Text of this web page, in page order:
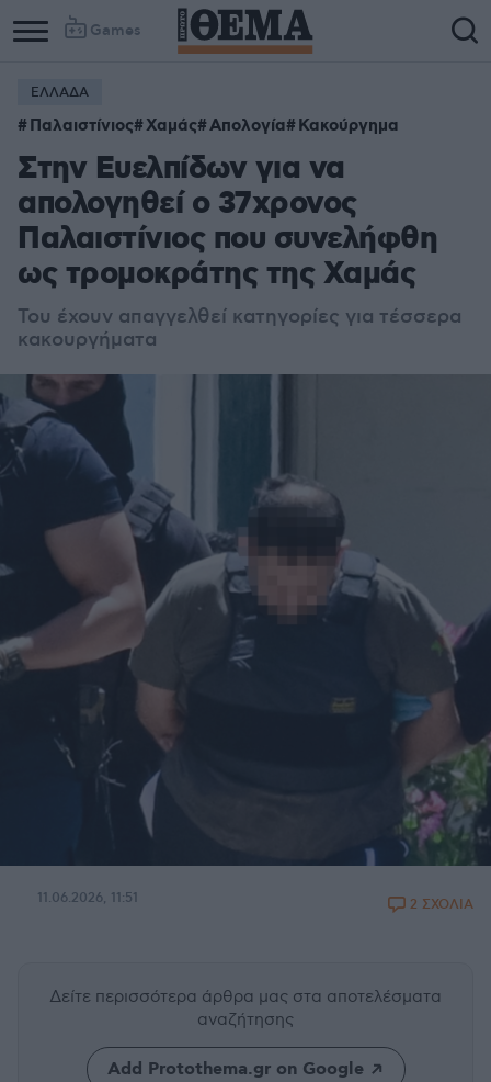
Games
Column
1
Column
2
ΕΛΛΑΔΑ
Παλαιστίνιος Χαμάς Απολογία Κακούργημα
Στην Ευελπίδων για να
απολογηθεί ο 37χρονος
Παλαιστίνιος που συνελήφθη
ως τρομοκράτης της Χαμάς
Του έχουν απαγγελθεί κατηγορίες για τέσσερα
κακουργήματα
11.06.2026, 11:51 2 ΣΧΟΛΙΑ
Δείτε περισσότερα άρθρα μας στα αποτελέσματα
αναζήτησης
Add Protothema.gr on Google